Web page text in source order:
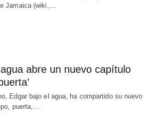
Jamaica (wiki,…
abre un nuevo capítulo
Edgar bajo el agua, ha compartido su nuevo
puerta,…